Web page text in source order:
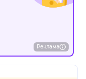
Реклама